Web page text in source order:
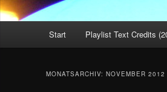
Start Playlist Text Credits
MONATSARCHIV: NOVEMBER 2012